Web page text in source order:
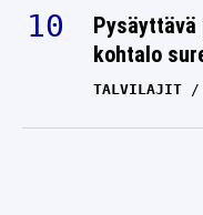
Pysäyttävä
kohtalo
TALVILAJIT